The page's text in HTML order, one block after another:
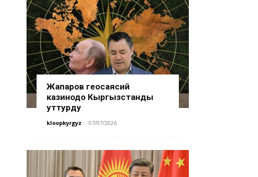
Жапаров геосаясий
казинодо Кыргызстанды
уттурду
kloopkyrgyz - 07/07/2026